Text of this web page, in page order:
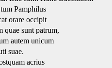
Pamphilus
orare occipit
quae sunt patrum,
autem unicum
suae.
acrius